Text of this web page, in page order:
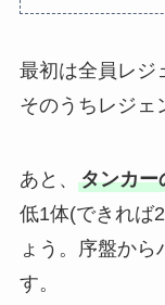
最初は全員レジ
そのうちレジェ
あと、 タンカー
低1体(できれば
ょう。序盤から
す。